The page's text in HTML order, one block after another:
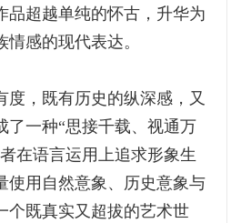
品超越单纯的怀古，升华为
感的现代表达。
度，既有历史的纵深感，又
了一种“思接千载、视通万
在语言运用上追求形象生
使用自然意象、历史意象与
个既真实又超拔的艺术世